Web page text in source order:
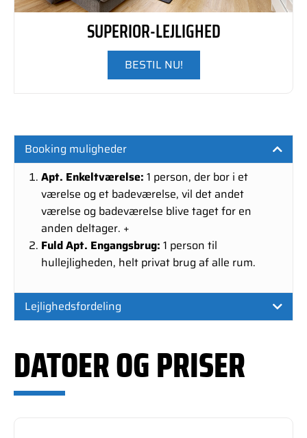
SUPERIOR-LEJLIGHED
BESTIL NU!
Booking muligheder
Apt. Enkeltværelse: 1 person, der bor i et
værelse og et badeværelse, vil det andet
værelse og badeværelse blive taget for en
anden deltager. +
Fuld Apt. Engangsbrug: 1 person til
hullejligheden, helt privat brug af alle rum.
Lejlighedsfordeling
DATOER OG PRISER